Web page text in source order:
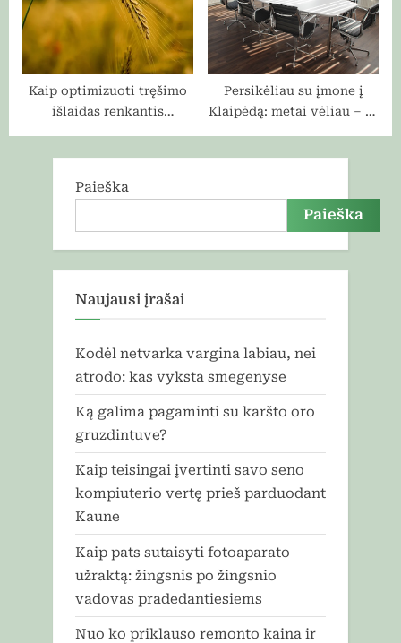
Kaip optimizuoti tręšimo
išlaidas renkantis
Persikėliau su įmone į
Klaipėdą: metai vėliau – ar
Paieška
Paieška
Naujausi įrašai
Kodėl netvarka vargina labiau, nei
atrodo: kas vyksta smegenyse
Ką galima pagaminti su karšto oro
gruzdintuve?
Kaip teisingai įvertinti savo seno
kompiuterio vertę prieš parduodant
Kaune
Kaip pats sutaisyti fotoaparato
užraktą: žingsnis po žingsnio
vadovas pradedantiesiems
Nuo ko priklauso remonto kaina ir